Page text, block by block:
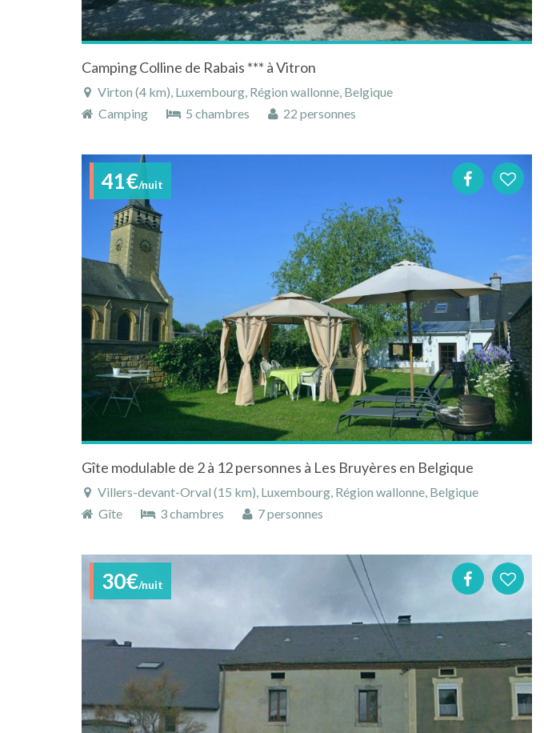
Camping Colline de Rabais *** à Vitron
Virton (4 km), Luxembourg, Région wallonne, Belgique
Camping
5 chambres 22 personnes
41€/nuit
Gîte modulable de 2 à 12 personnes à Les Bruyères en Belgique
Villers-devant-Orval (15 km), Luxembourg, Région wallonne, Belgique
Gîte
3 chambres 7 personnes
30€/nuit